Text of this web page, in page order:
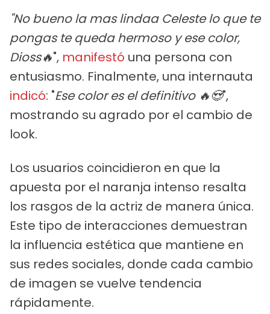
"No bueno la mas lindaa Celeste lo que te
pongas te queda hermoso y ese color,
Dioss🔥", manifestó una persona con
entusiasmo. Finalmente, una internauta
indicó: "Ese color es el definitivo 🔥😍",
mostrando su agrado por el cambio de
look.
Los usuarios coincidieron en que la
apuesta por el naranja intenso resalta
los rasgos de la actriz de manera única.
Este tipo de interacciones demuestran
la influencia estética que mantiene en
sus redes sociales, donde cada cambio
de imagen se vuelve tendencia
rápidamente.